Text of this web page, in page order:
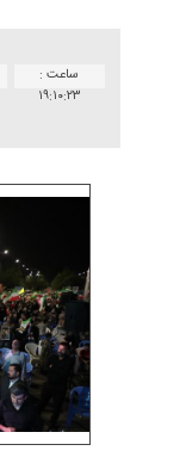
ساعت :
۱۹:۱۰:۲۳